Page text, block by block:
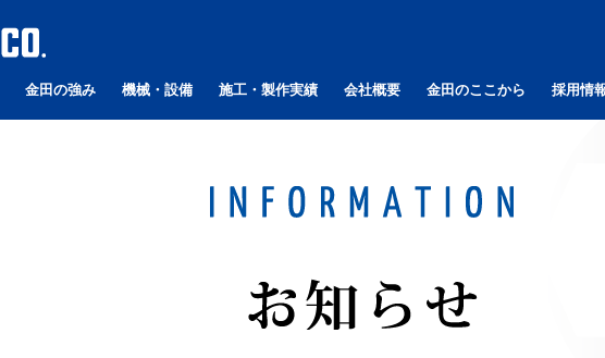
金田の強み 機械・設備 施工・製作実績 会社概要 金田のここから 採用情